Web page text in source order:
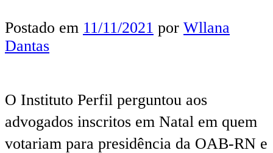
Postado em 11/11/2021 por Wllana
Dantas
O Instituto Perfil perguntou aos
advogados inscritos em Natal em quem
votariam para presidência da OAB-RN e